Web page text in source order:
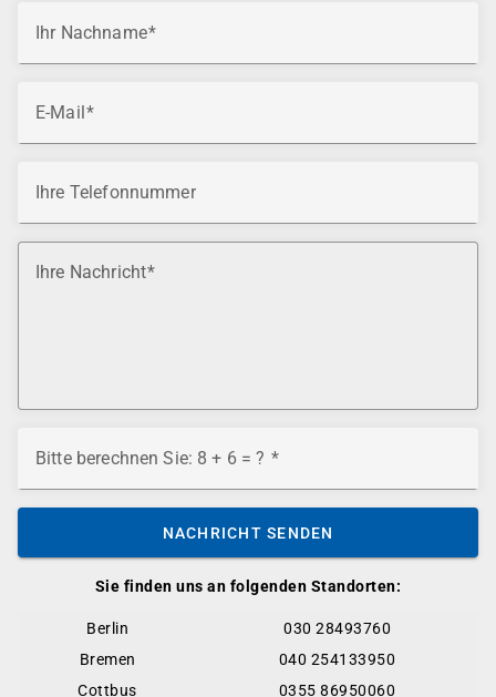
Sie finden uns an folgenden Standorten:
Berlin
030 28493760
Bremen
040 254133950
Cottbus
0355 86950060
Ihr Nachname
E-Mail
Ihre Telefonnummer
Ihre Nachricht
Bitte berechnen Sie: 8 + 6 = ?
NACHRICHT SENDEN